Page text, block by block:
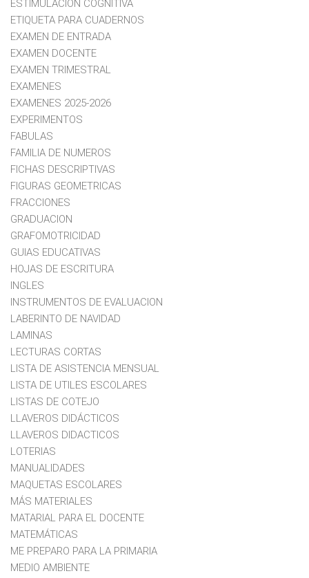
ESTIMULACION COGNITIVA
ETIQUETA PARA CUADERNOS
EXAMEN DE ENTRADA
EXAMEN DOCENTE
EXAMEN TRIMESTRAL
EXAMENES
EXAMENES 2025-2026
EXPERIMENTOS
FABULAS
FAMILIA DE NUMEROS
FICHAS DESCRIPTIVAS
FIGURAS GEOMETRICAS
FRACCIONES
GRADUACION
GRAFOMOTRICIDAD
GUIAS EDUCATIVAS
HOJAS DE ESCRITURA
INGLES
INSTRUMENTOS DE EVALUACION
LABERINTO DE NAVIDAD
LAMINAS
LECTURAS CORTAS
LISTA DE ASISTENCIA MENSUAL
LISTA DE UTILES ESCOLARES
LISTAS DE COTEJO
LLAVEROS DIDÁCTICOS
LLAVEROS DIDACTICOS
LOTERIAS
MANUALIDADES
MAQUETAS ESCOLARES
MÁS MATERIALES
MATARIAL PARA EL DOCENTE
MATEMÁTICAS
ME PREPARO PARA LA PRIMARIA
MEDIO AMBIENTE